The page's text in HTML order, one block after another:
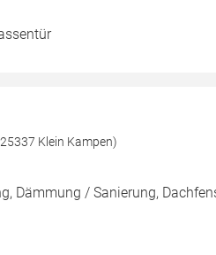
Klein Kampen)
Dämmung / Sanierung,